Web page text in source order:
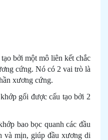
bởi một mô liên kết chắc
cứng. Nó có 2 vai trò là
xương cứng.
gối được cấu tạo bởi 2
bao bọc quanh các đầu
và mịn, giúp đầu xương di